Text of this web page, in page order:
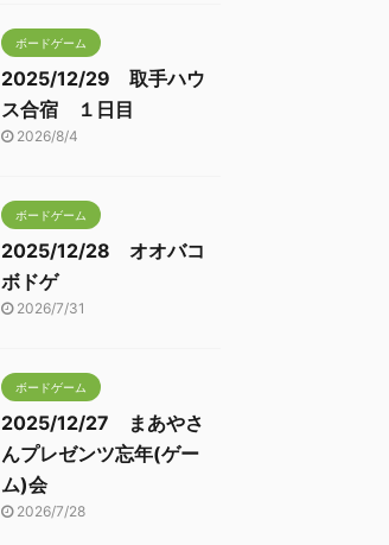
ボードゲーム
2025/12/29 取手ハウ
ス合宿 １日目
2026/8/4
ボードゲーム
2025/12/28 オオバコ
ボドゲ
2026/7/31
ボードゲーム
2025/12/27 まあやさ
んプレゼンツ忘年(ゲー
ム)会
2026/7/28